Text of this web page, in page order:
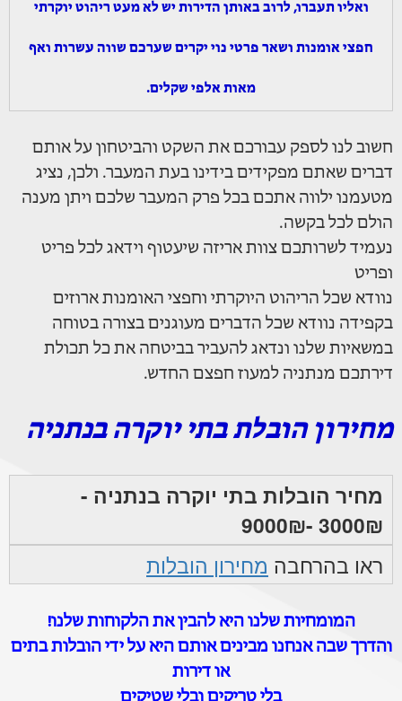
ואליו תעברו, לרוב באותן הדירות יש לא מעט ריהוט יוקרתי
חפצי אומנות ושאר פרטי נוי יקרים שערכם שווה עשרות ואף
מאות אלפי שקלים.
חשוב לנו לספק עבורכם את השקט והביטחון על אותם
דברים שאתם מפקידים בידינו בעת המעבר. ולכן, נציג
מטעמנו ילווה אתכם בכל פרק המעבר שלכם ויתן מענה
הולם לכל בקשה.
נעמיד לשרותכם צוות אריזה שיעטוף וידאג לכל פריט
ופריט
נוודא שכל הריהוט היוקרתי וחפצי האומנות ארוזים
בקפידה נוודא שכל הדברים מעוגנים בצורה בטוחה
במשאיות שלנו ונדאג להעביר בביטחה את כל תכולת
דירתכם מנתניה למעוז חפצם החדש.
מחירון הובלת בתי יוקרה בנתניה
מחיר הובלות בתי יוקרה בנתניה -
3000₪ -9000₪
ראו בהרחבה מחירון הובלות
המומחיות שלנו היא להבין את הלקוחות שלנו!
והדרך שבה אנחנו מבינים אותם היא על ידי הובלות בתים
או דירות